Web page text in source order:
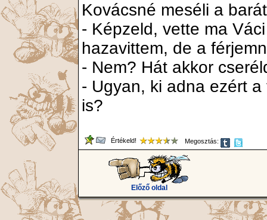
Kovácsné meséli a
- Képzeld, vette ma
hazavittem, de a
- Nem? Hát akkor
- Ugyan, ki adna ezért
is?
Értékeld! Megosztás:
Előző oldal